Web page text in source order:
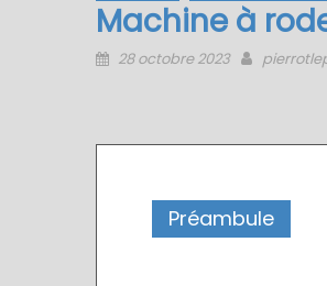
Machine à
Posted
28 octobre 2023 Author
Préambule